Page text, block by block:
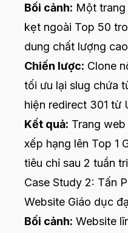
Bối cảnh: Một
kẹt ngoài Top 50
dung chất lượng
Chiến lược: Clone
tối ưu lại slug chứa
hiện redirect 301 từ
Kết quả: Trang
xếp hạng lên Top 1
tiêu chỉ sau 2 tuần
Case Study 2: Tấn
Website Giáo dục
Bối cảnh: Website